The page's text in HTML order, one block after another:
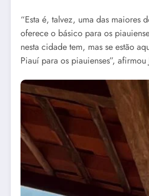
“Esta é, talvez, uma das maiores
oferece o básico para os
nesta cidade tem, mas se estão
Piauí para os piauienses”, afirmou